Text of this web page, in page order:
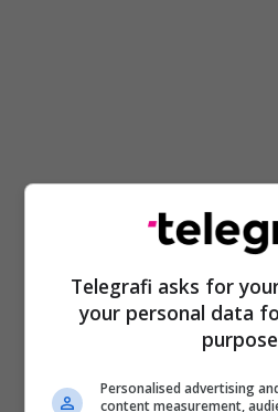
Telegrafi asks for
your personal data
Personalised advertising
content measurement,